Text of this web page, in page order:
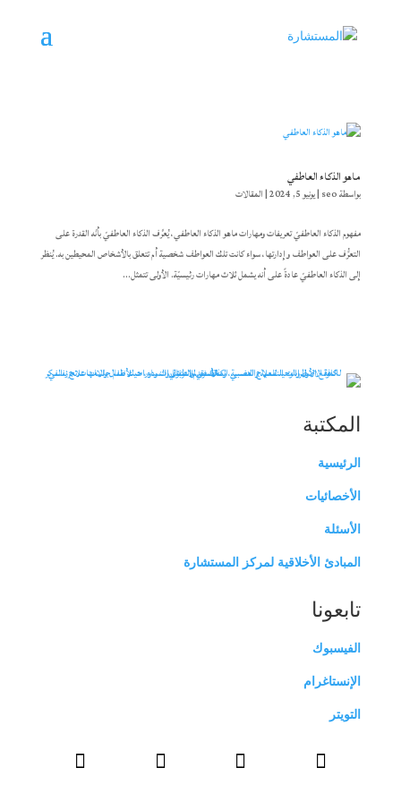
ماهو الذكاء العاطفي
بواسطةseo
|يونيو 5, 2024 |المقالات
مفهوم الذكاء العاطفيّ تعريفات ومهارات ماهو الذكاء العاطفي، يُعرَّف الذكاء العاطفيّ بأنّه القدرة على
التعرُّف على العواطف وإدارتها، سواء كانت تلك العواطف شخصية أم تتعلق بالأشخاص المحيطين به. يُنظر
إلى الذكاء العاطفيّ عادةً على أنه يشمل ثلاث مهارات رئيسيّة. الأولى تتمثل...
المكتبة
الرئيسية
الأخصائيات
الأسئلة
المبادئ الأخلاقية لمركز المستشارة
تابعونا
الفيسبوك
الإنستاغرام
التويتر
   